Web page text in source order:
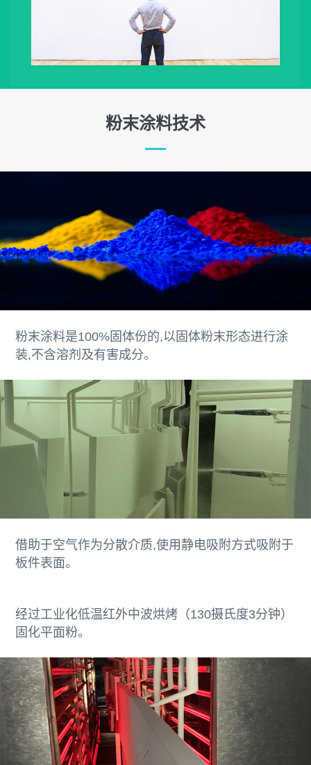
粉末涂料技术
粉末涂料是100%固体份的,以固体粉末形态进行涂
装,不含溶剂及有害成分。
借助于空气作为分散介质,使用静电吸附方式吸附于
板件表面。
经过工业化低温红外中波烘烤（130摄氏度3分钟）
固化平面粉。